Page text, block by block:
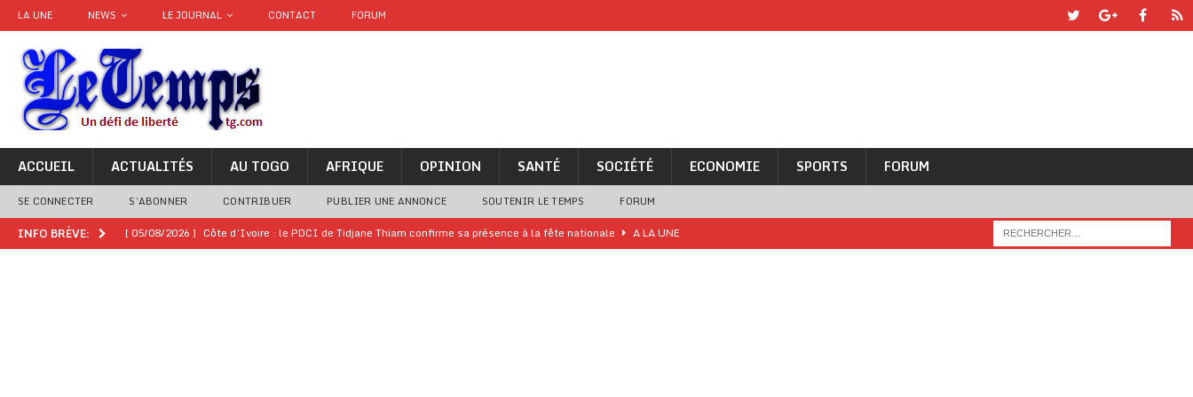
LA UNE NEWS LE JOURNAL CONTACT FORUM
ACCUEIL ACTUALITÉS AU TOGO AFRIQUE OPINION SANTÉ SOCIÉTÉ ECONOMIE SPORTS FORUM
SE CONNECTER S’ABONNER CONTRIBUER PUBLIER UNE ANNONCE SOUTENIR LE TEMPS FORUM
INFO BRÈVE: [ 05/08/2026 ] Côte d’Ivoire : le PDCI de Tidjane Thiam confirme sa présence à la fête nationale
A LA UNE